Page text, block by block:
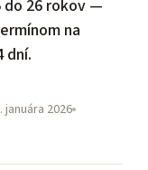
26 rokov —
na
dní.
2026